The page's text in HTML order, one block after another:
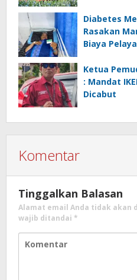
Diabetes
Rasakan
Biaya
Ketua
: Mandat
Dicabut
Komentar
Tinggalkan Balasan
Alamat email Anda tidak akan
wajib ditandai *